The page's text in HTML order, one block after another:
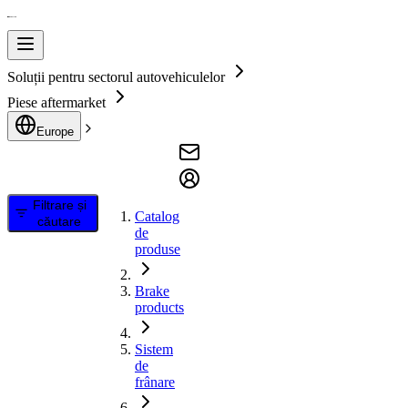
Soluții pentru sectorul autovehiculelor
Piese aftermarket
Europe
Filtrare și
căutare
Catalog
de
produse
Brake
products
Sistem
de
frânare